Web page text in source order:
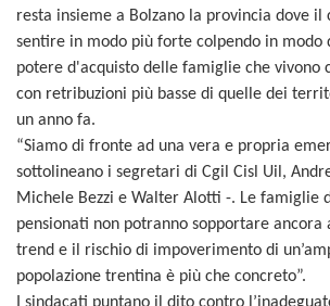
resta insieme a Bolzano la provincia dove il
sentire in modo più forte colpendo in modo
potere d'acquisto delle famiglie che vivono
con retribuzioni più basse di quelle dei
un anno fa.
“Siamo di fronte ad una vera e propria
sottolineano i segretari di Cgil Cisl Uil,
Michele Bezzi e Walter Alotti -. Le famiglie
pensionati non potranno sopportare ancora
trend e il rischio di impoverimento di
popolazione trentina è più che concreto”.
I sindacati puntano il dito contro